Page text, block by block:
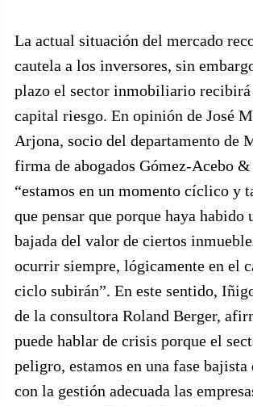
La actual situación del mercado
cautela a los inversores, sin
plazo el sector inmobiliario recibirá
capital riesgo. En opinión de José
Arjona, socio del departamento de
firma de abogados Gómez-Acebo &
“estamos en un momento cíclico y
que pensar que porque haya habido
bajada del valor de ciertos
ocurrir siempre, lógicamente en el
ciclo subirán”. En este sentido,
de la consultora Roland Berger,
puede hablar de crisis porque el
peligro, estamos en una fase
con la gestión adecuada las